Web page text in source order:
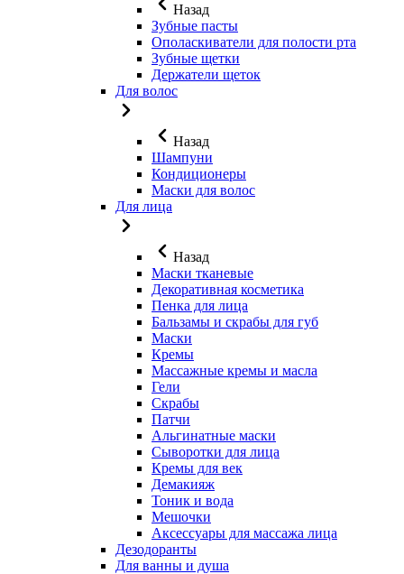
Назад
Зубные пасты
Ополаскиватели для полости рта
Зубные щетки
Держатели щеток
Для волос
Назад
Шампуни
Кондиционеры
Маски для волос
Для лица
Назад
Маски тканевые
Декоративная косметика
Пенка для лица
Бальзамы и скрабы для губ
Маски
Кремы
Массажные кремы и масла
Гели
Скрабы
Патчи
Альгинатные маски
Сыворотки для лица
Кремы для век
Демакияж
Тоник и вода
Мешочки
Аксессуары для массажа лица
Дезодоранты
Для ванны и душа